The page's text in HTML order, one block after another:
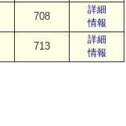
708
詳細
情報
713
詳細
情報